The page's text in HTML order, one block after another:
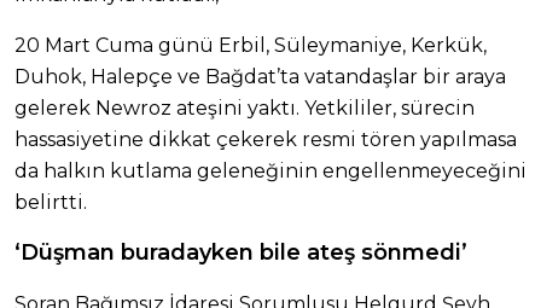
20 Mart Cuma günü Erbil, Süleymaniye, Kerkük,
Duhok, Halepçe ve Bağdat’ta vatandaşlar bir araya
gelerek Newroz ateşini yaktı. Yetkililer, sürecin
hassasiyetine dikkat çekerek resmi tören yapılmasa
da halkın kutlama geleneğinin engellenmeyeceğini
belirtti.
‘Düşman buradayken bile ateş sönmedi’